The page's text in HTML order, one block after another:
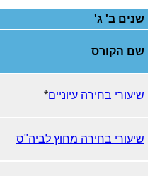
שנים ב' ג'
שם הקורס
שיעורי בחירה עיוניים*
שיעורי בחירה מחוץ לביה"ס